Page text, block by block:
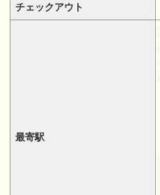
チェックアウト
最寄駅